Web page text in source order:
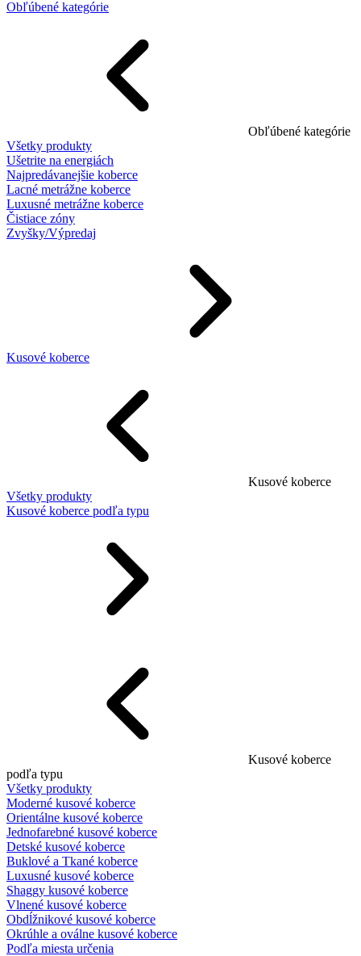
Obľúbené kategórie
Obľúbené kategórie
Všetky produkty
Ušetrite na energiách
Najpredávanejšie koberce
Lacné metrážne koberce
Luxusné metrážne koberce
Čistiace zóny
Zvyšky/Výpredaj
Kusové koberce
Kusové koberce
Všetky produkty
Kusové koberce podľa typu
Kusové koberce
podľa typu
Všetky produkty
Moderné kusové koberce
Orientálne kusové koberce
Jednofarebné kusové koberce
Detské kusové koberce
Buklové a Tkané koberce
Luxusné kusové koberce
Shaggy kusové koberce
Vlnené kusové koberce
Obdĺžnikové kusové koberce
Okrúhle a oválne kusové koberce
Podľa miesta určenia